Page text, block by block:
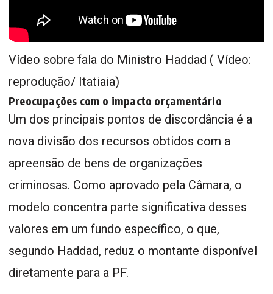
Vídeo sobre fala do Ministro Haddad ( Vídeo:
reprodução/ Itatiaia)
Preocupações com o impacto orçamentário
Um dos principais pontos de discordância é a
nova divisão dos recursos obtidos com a
apreensão de bens de organizações
criminosas. Como aprovado pela Câmara, o
modelo concentra parte significativa desses
valores em um fundo específico, o que,
segundo Haddad, reduz o montante disponível
diretamente para a PF.